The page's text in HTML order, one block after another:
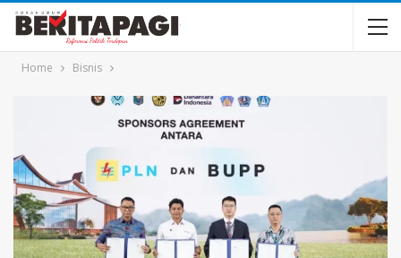
Home Bisnis